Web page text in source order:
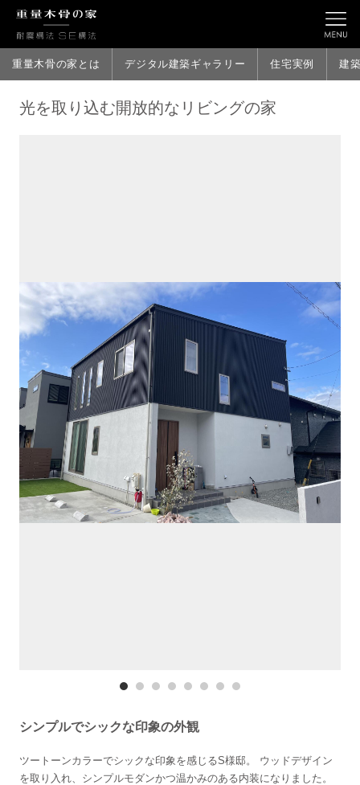
重量木骨の家とは デジタル建築ギャラリー 住宅実例 建
光を取り込む開放的なリビングの家
シンプルでシックな印象の外観
ツートーンカラーでシックな印象を感じるS様邸。 ウッドデザイン
を取り入れ、シンプルモダンかつ温かみのある内装になりました。